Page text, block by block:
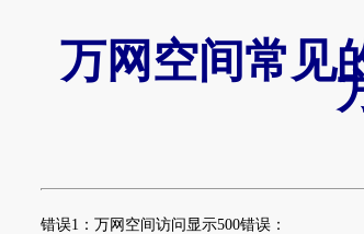
万网空间常见
错误1：万网空间访问显示500错误：